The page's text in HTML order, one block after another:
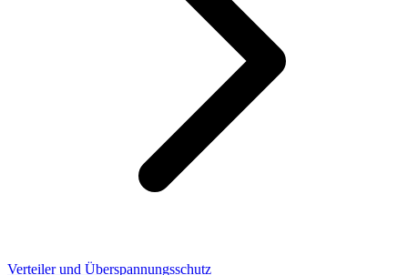
Verteiler und Überspannungsschutz